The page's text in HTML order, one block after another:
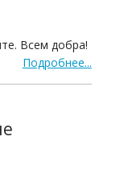
Всем добра!
Подробнее...